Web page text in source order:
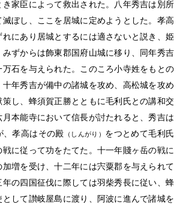
家臣によって救出された。八年秀吉は別所
ぼし、ここを居城に定めようとした。孝高
にあり居城とするには適さないと説き、姫
ずからは飾東郡国府山城に移り、同年秀吉
石を与えられた。このころ小寺姓をもとの
年秀吉が備中の諸城を攻め、高松城を攻め
し、蜂須賀正勝とともに毛利氏との講和交
本能寺において信長が討たれると、秀吉は
、孝高はその殿 （しんがり） をつとめて毛利氏
に従って功をたてた。十一年賤ヶ岳の戦に
増を受け、十二年には宍粟郡を与えられて
の四国征伐に際しては羽柴秀長に従い、蜂
して讃岐屋島に渡り、阿波に進んで諸城を